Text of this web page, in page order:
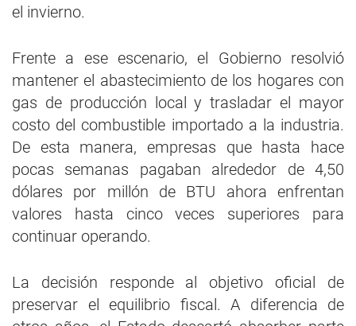
el invierno.
Frente a ese escenario, el Gobierno resolvió
mantener el abastecimiento de los hogares con
gas de producción local y trasladar el mayor
costo del combustible importado a la industria.
De esta manera, empresas que hasta hace
pocas semanas pagaban alrededor de 4,50
dólares por millón de BTU ahora enfrentan
valores hasta cinco veces superiores para
continuar operando.
La decisión responde al objetivo oficial de
preservar el equilibrio fiscal. A diferencia de